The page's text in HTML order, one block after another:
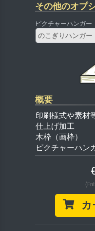
その他のオプ
ピクチャーハンガー
のこぎりハンガー
概要
印刷様式や素材
仕上げ加工
木枠（画枠）
ピクチャーハン
カ